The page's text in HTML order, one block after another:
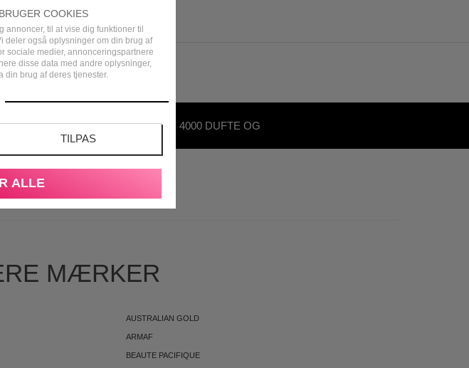
COOKIES
annoncer, til at vise dig funktioner til
deler også oplysninger om din brug af
sociale medier, annonceringspartnere
disse data med andre oplysninger,
din brug af deres tjenester.
TILPAS
ALLE
WEBSHOP OVER 4000 DUFTE OG
SKØNHEDSPRODUKTER
MÆRKER
AUSTRALIAN GOLD
ARMAF
BEAUTE PACIFIQUE